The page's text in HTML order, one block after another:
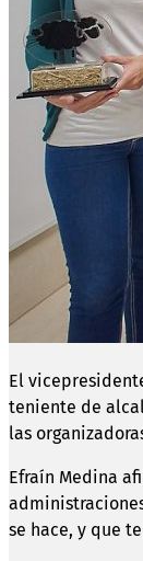
El
teniente de
las
Efraín Medina
se hace, y que